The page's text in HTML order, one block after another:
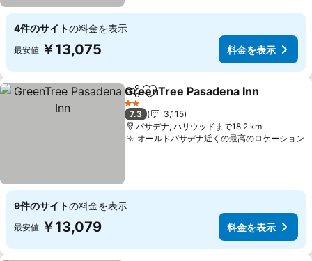
4件のサイトの料金を表示
最安値 ￥13,075 料金を表示
シェアお気に入りに追加
GreenTree Pasadena Inn
2 ホテルのランク
7.3
3,115
パサデナ, ハリウッドまで18.2 km
オールドパサデナ近くの最高のロケーション
9件のサイトの料金を表示
最安値 ￥13,079 料金を表示